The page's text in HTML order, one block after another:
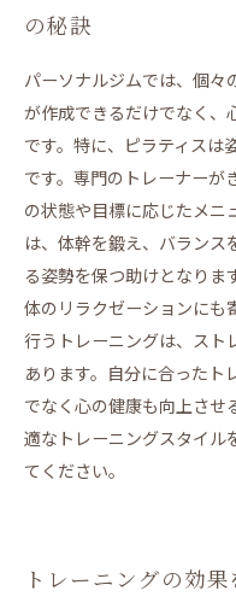
の秘訣
パーソナルジムでは、個々
が作成できるだけでなく、
です。特に、ピラティスは
です。専門のトレーナーが
の状態や目標に応じたメニ
は、体幹を鍛え、バランス
る姿勢を保つ助けとなりま
体のリラクゼーションにも
行うトレーニングは、スト
あります。自分に合ったト
でなく心の健康も向上させ
適なトレーニングスタイル
てください。
トレーニングの効